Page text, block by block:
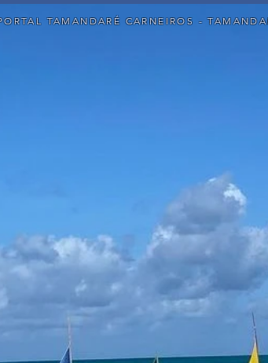
TAMANDARÉ CARNEIROS -